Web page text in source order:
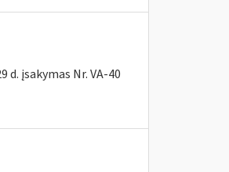
įsakymas Nr. VA-40